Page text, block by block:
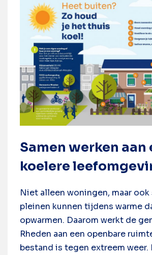
Samen werken aan
koelere
Niet alleen woningen, maar
pleinen kunnen tijdens warme
opwarmen. Daarom werkt de
Rheden aan een openbare
bestand is tegen extreem weer.